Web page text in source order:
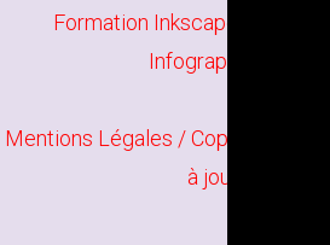
Formation Inkscape à
Infographie à
Mentions Légales / Copyright
à jour en juin